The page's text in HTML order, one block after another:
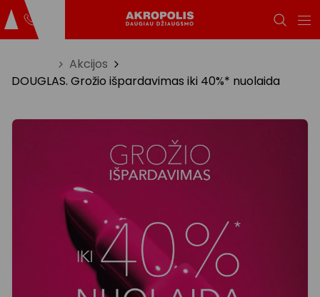
Akcijos
DOUGLAS. Grožio išpardavimas iki 40%* nuolaida